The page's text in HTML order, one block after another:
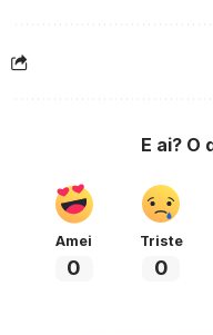
E ai? O
Amei
0
Triste
0